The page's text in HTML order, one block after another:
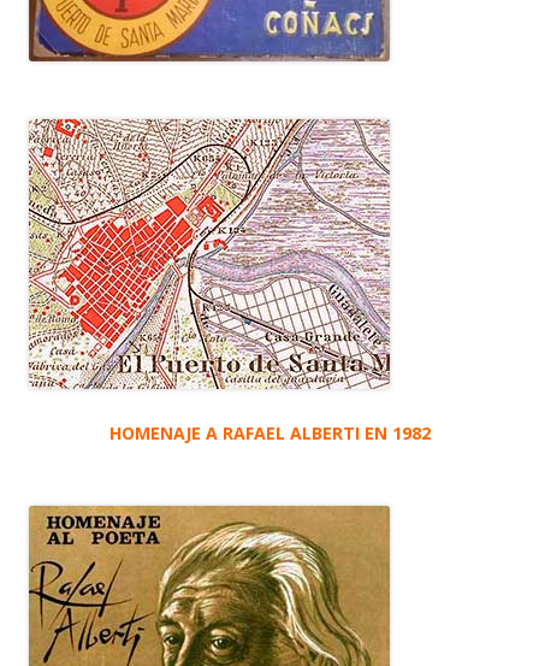
HOMENAJE A RAFAEL ALBERTI EN 1982